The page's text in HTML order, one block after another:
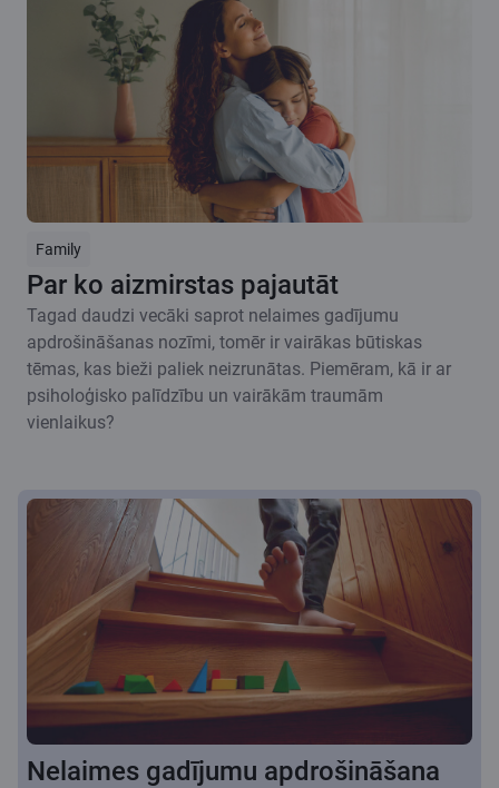
Family
Par ko aizmirstas pajautāt
Tagad daudzi vecāki saprot nelaimes gadījumu
apdrošināšanas nozīmi, tomēr ir vairākas būtiskas
tēmas, kas bieži paliek neizrunātas. Piemēram, kā ir ar
psiholoģisko palīdzību un vairākām traumām
vienlaikus?
Nelaimes gadījumu apdrošināšana